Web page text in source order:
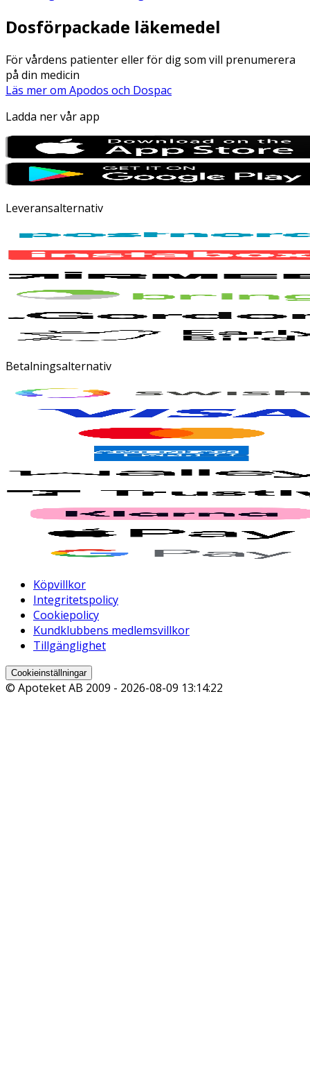
Dosförpackade läkemedel
För vårdens patienter eller för dig som vill prenumerera
på din medicin
Läs mer om Apodos och Dospac
Ladda ner vår app
Leveransalternativ
Betalningsalternativ
Köpvillkor
Integritetspolicy
Cookiepolicy
Kundklubbens medlemsvillkor
Tillgänglighet
Cookieinställningar
© Apoteket AB 2009 - 2026-08-09 13:14:22